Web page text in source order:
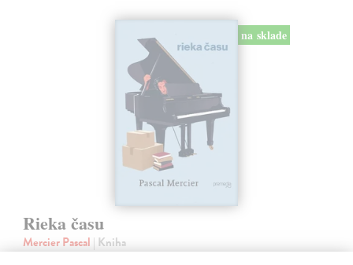
na sklade
Rieka času
Mercier Pascal | Kniha